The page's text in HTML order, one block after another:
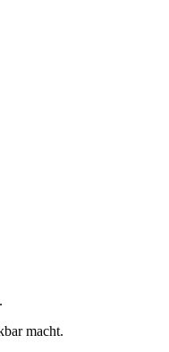
macht.